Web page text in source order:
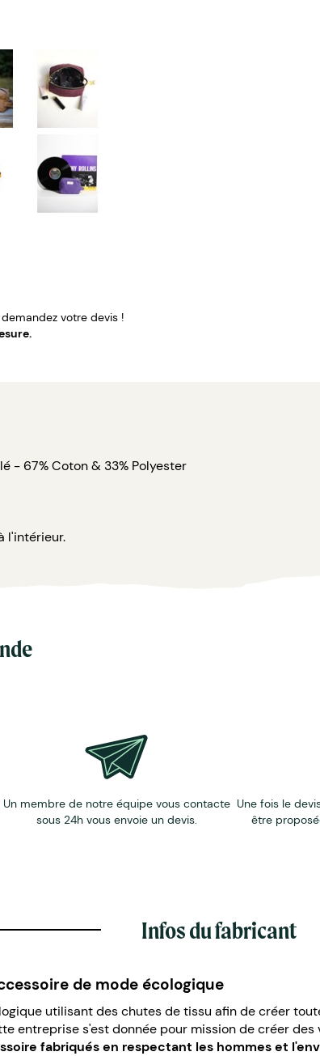
votre devis !
- 67% Coton & 33% Polyester
l'intérieur.
Un membre de notre équipe vous contacte
sous 24h vous envoie un devis.
Une fois le
être
Infos du fabricant
de mode écologique
utilisant des chutes de tissu afin de créer
entreprise s'est donnée pour mission de créer
fabriqués en respectant les hommes et